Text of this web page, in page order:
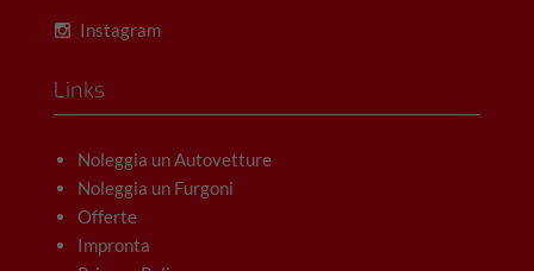
Instagram
Links
Noleggia un Autovetture
Noleggia un Furgoni
Offerte
Impronta